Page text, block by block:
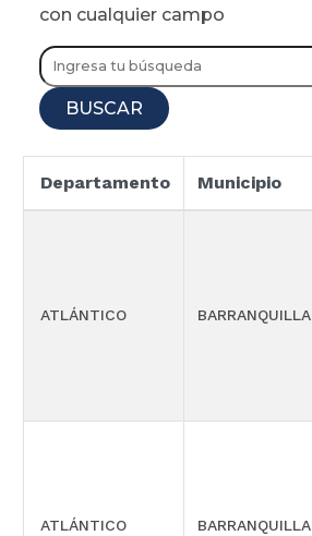
con cualquier campo
BUSCAR
Departamento Municipio
ATLÁNTICO BARRANQUILLA
ATLÁNTICO BARRANQUILLA